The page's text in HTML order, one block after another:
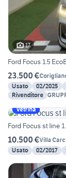
17
Ford Focus 1.5
23.500 €
Usato
02/2025
Rivenditore
Vetrina
Ford Focus st line
10.500 €Villa
Usato
02/2017